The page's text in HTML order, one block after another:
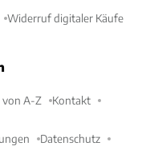
Widerruf digitaler Käufe
von A-Z Kontakt
Datenschutz